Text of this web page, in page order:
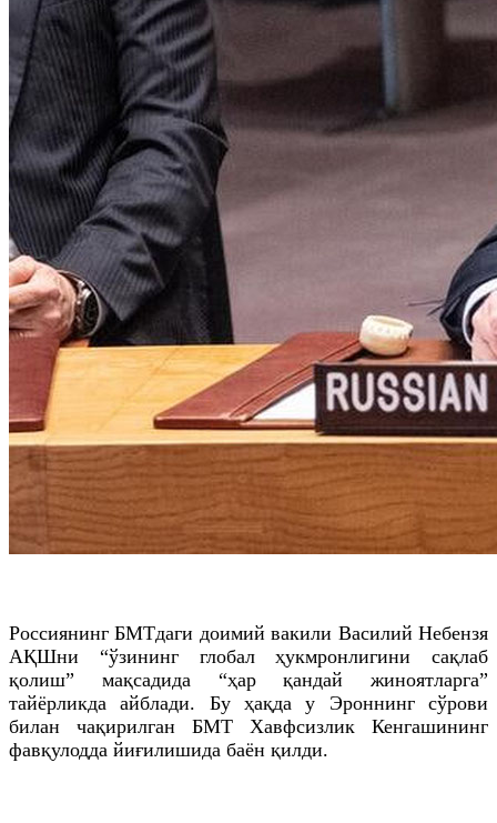
Россиянинг БМТдаги доимий вакили Василий Небензя
АҚШни “ўзининг глобал ҳукмронлигини сақлаб
қолиш” мақсадида “ҳар қандай жиноятларга”
тайёрликда айблади. Бу ҳақда у Эроннинг сўрови
билан чақирилган БМТ Хавфсизлик Кенгашининг
фавқулодда йиғилишида баён қилди.